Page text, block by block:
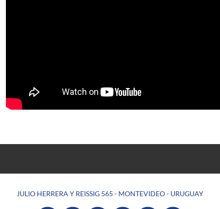
JULIO HERRERA Y REISSIG 565 - MONTEVIDEO - URUGUAY